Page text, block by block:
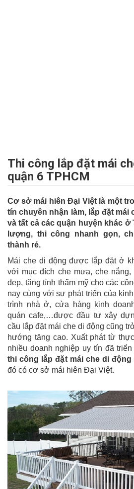
Thi công lắp đặt mái
quận 6 TPHCM
Cơ sở mái hiên Đại Việt là một
tín chuyên nhận làm, lắp đặt mái
và tất cả các quận huyện khác ở
lượng, thi công nhanh gọn,
thành rẻ.
Mái che di động được lắp đặt ở
với mục đích che mưa, che
đẹp, tăng tính thẩm mỹ chocác
nay cùng với sự phát triển của
trình nhà ở, cửa hàng kinh
quán cafe,…được đầu tư xây
cầu lắp đặt mái che di động cũng
hướng tăng cao. Xuất phát từ
nhiều doanh nghiệp uy tín đã
thi công lắp đặt mái che di động
đó có cơ sở mái hiên Đại Việt.